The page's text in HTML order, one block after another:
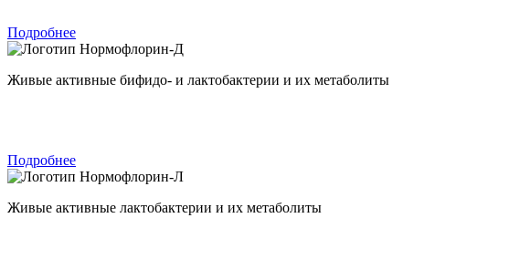
Подробнее
Нормофлорин-Д
Живые активные бифидо- и лактобактерии и их метаболиты
Подробнее
Нормофлорин-Л
Живые активные лактобактерии и их метаболиты